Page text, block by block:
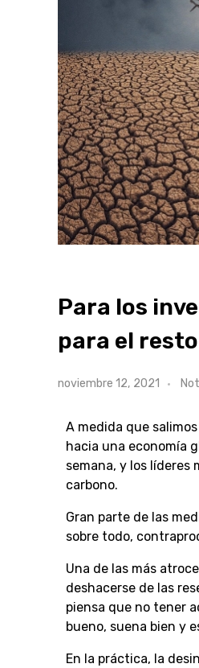
Para los
para el
noviembre 12, 2021
A medida que
hacia una economía
semana, y los líderes
carbono.
Gran parte de las
sobre todo,
Una de las más
deshacerse de las
piensa que no tener
bueno, suena bien y
En la práctica, la